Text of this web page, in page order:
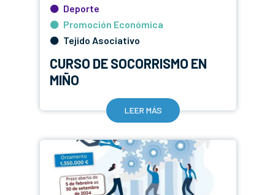
Deporte
Promoción Económica
Tejido Asociativo
CURSO DE SOCORRISMO EN
MIÑO
LEER MÁS